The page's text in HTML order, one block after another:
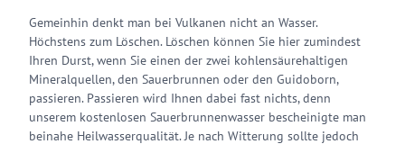
Gemeinhin denkt man bei Vulkanen nicht an Wasser.
Höchstens zum Löschen. Löschen können Sie hier zumindest
Ihren Durst, wenn Sie einen der zwei kohlensäurehaltigen
Mineralquellen, den Sauerbrunnen oder den Guidoborn,
passieren. Passieren wird Ihnen dabei fast nichts, denn
unserem kostenlosen Sauerbrunnenwasser bescheinigte man
beinahe Heilwasserqualität. Je nach Witterung sollte jedoch